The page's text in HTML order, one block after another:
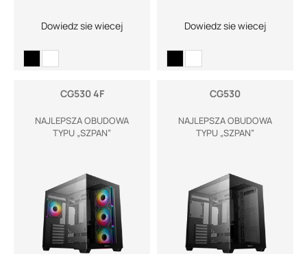
Dowiedz sie wiecej Dowiedz sie wiecej
CG530 4F
NAJLEPSZA OBUDOWA
TYPU „SZPAN”
CG530
NAJLEPSZA OBUDOWA
TYPU „SZPAN”